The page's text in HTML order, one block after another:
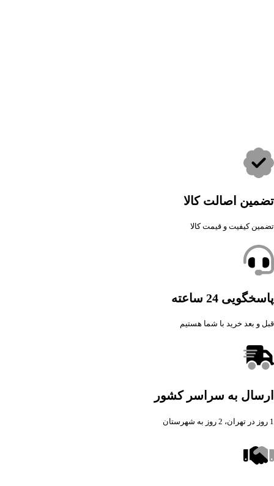
تضمین اصالت کالا
تضمین کیفیت و قیمت کالا
پاسخگویی 24 ساعته
قبل و بعد خرید با شما هستیم
ارسال به سراسر کشور
1 روز در تهران، 2 روز به شهرستان